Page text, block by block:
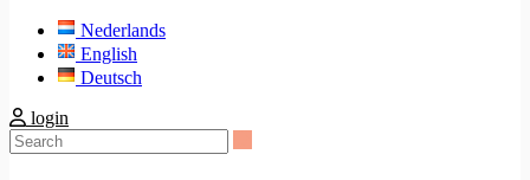
Nederlands
English
Deutsch
login